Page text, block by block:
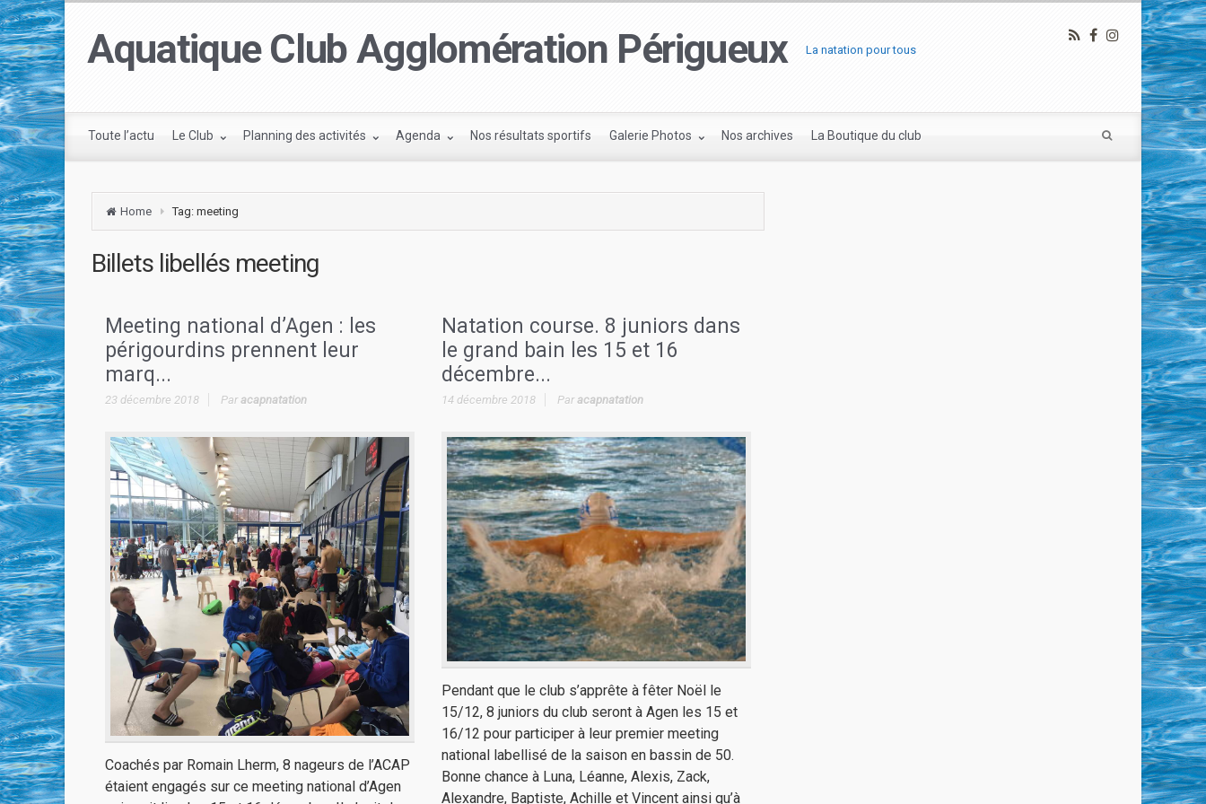
Aquatique Club Agglomération Périgueux La natation pour tous
Toute l’actu Le Club Planning des activités Agenda Nos résultats sportifs Galerie Photos Nos archives La Boutique du club
Home Tag: meeting
Billets libellés meeting
Meeting national d’Agen : les
périgourdins prennent leur
marq...
23 décembre 2018 Paracapnatation
Coachés par Romain Lherm, 8 nageurs de l’ACAP
étaient engagés sur ce meeting national d’Agen
Natation course. 8 juniors dans
le grand bain les 15 et 16
décembre...
14 décembre 2018 Paracapnatation
Pendant que le club s’apprête à fêter Noël le
15/12, 8 juniors du club seront à Agen les 15 et
16/12 pour participer à leur premier meeting
national labellisé de la saison en bassin de 50.
Bonne chance à Luna, Léanne, Alexis, Zack,
Alexandre, Baptiste, Achille et Vincent ainsi qu’à